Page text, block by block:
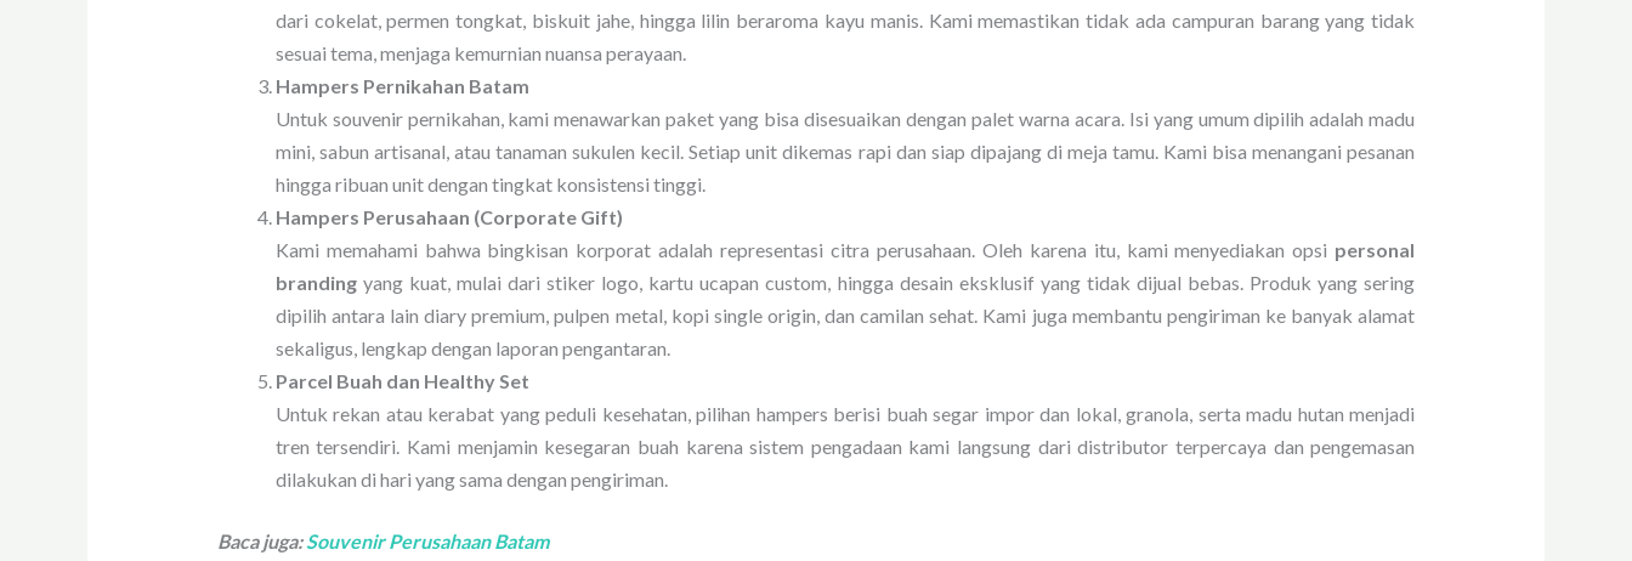
dari cokelat, permen tongkat, biskuit jahe, hingga lilin beraroma kayu manis. Kami memastikan tidak ada campuran barang yang tidak
sesuai tema, menjaga kemurnian nuansa perayaan.
Hampers Pernikahan Batam
Untuk souvenir pernikahan, kami menawarkan paket yang bisa disesuaikan dengan palet warna acara. Isi yang umum dipilih adalah madu
mini, sabun artisanal, atau tanaman sukulen kecil. Setiap unit dikemas rapi dan siap dipajang di meja tamu. Kami bisa menangani pesanan
hingga ribuan unit dengan tingkat konsistensi tinggi.
Hampers Perusahaan (Corporate Gift)
Kami memahami bahwa bingkisan korporat adalah representasi citra perusahaan. Oleh karena itu, kami menyediakan opsi personal
brandingyang kuat, mulai dari stiker logo, kartu ucapan custom, hingga desain eksklusif yang tidak dijual bebas. Produk yang sering
dipilih antara lain diary premium, pulpen metal, kopi single origin, dan camilan sehat. Kami juga membantu pengiriman ke banyak alamat
sekaligus, lengkap dengan laporan pengantaran.
Parcel Buah dan Healthy Set
Untuk rekan atau kerabat yang peduli kesehatan, pilihan hampers berisi buah segar impor dan lokal, granola, serta madu hutan menjadi
tren tersendiri. Kami menjamin kesegaran buah karena sistem pengadaan kami langsung dari distributor terpercaya dan pengemasan
dilakukan di hari yang sama dengan pengiriman.
Baca juga:Souvenir Perusahaan Batam